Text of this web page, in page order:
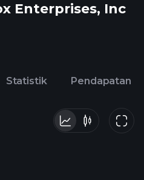
Enterprises, Inc
Statistik Pendapatan